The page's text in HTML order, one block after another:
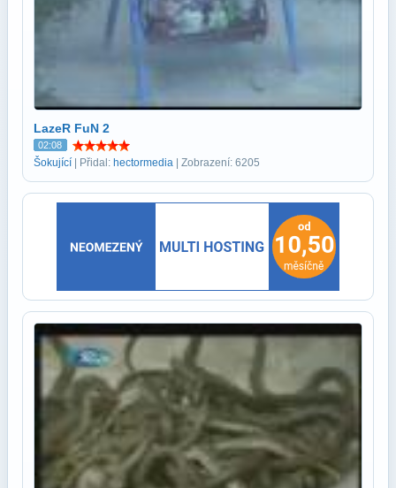
LazeR FuN 2
02:08
Šokující | Přidal: hectormedia | Zobrazení: 6205